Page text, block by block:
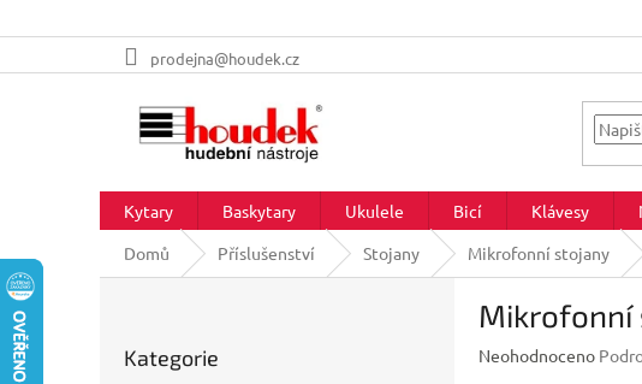
na
prodejna@houdek.cz
Kytary Baskytary Ukulele Bicí Klávesy
Domů
Příslušenství Stojany Mikrofonní stojany
kategorie
Kategorie
Mikrofonní
Průměrné
Neohodnoceno